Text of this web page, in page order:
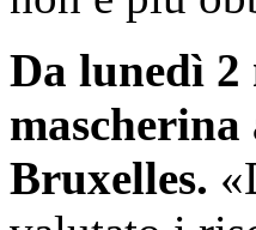
Da lunedì 2
Bruxelles.